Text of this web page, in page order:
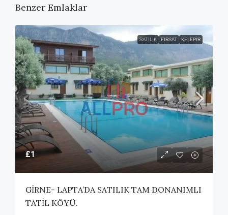
Benzer Emlaklar
SATILIK FIRSAT KELEPIR
£1
GİRNE- LAPTA’DA SATILIK TAM DONANIMLI
TATİL KÖYÜ.